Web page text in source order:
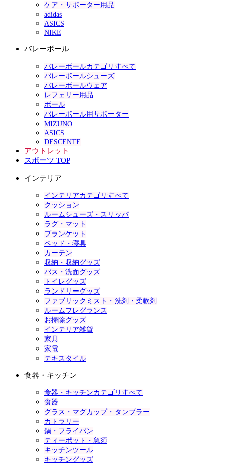
ケア・サポーター用品
adidas
ASICS
NIKE
バレーボール
バレーボールカテゴリすべて
バレーボールシューズ
バレーボールウェア
レフェリー用品
ボール
バレーボール用サポーター
MIZUNO
ASICS
DESCENTE
アウトレット
スポーツ TOP
インテリア
インテリアカテゴリすべて
クッション
ルームシューズ・スリッパ
ラグ・マット
ブランケット
ベッド・寝具
カーテン
収納・収納グッズ
バス・洗面グッズ
トイレグッズ
ランドリーグッズ
ファブリックミスト・洗剤・柔軟剤
ルームフレグランス
お掃除グッズ
インテリア雑貨
家具
家電
テキスタイル
食器・キッチン
食器・キッチンカテゴリすべて
食器
グラス・マグカップ・タンブラー
カトラリー
鍋・フライパン
ティーポット・急須
キッチンツール
キッチングッズ